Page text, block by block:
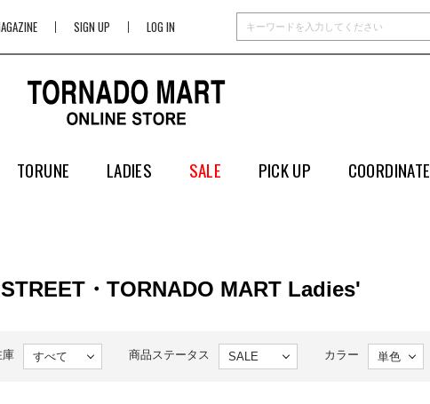
SIGN UP LOG IN
TORUNE LADIES SALE PICK UP COORDINATE
・TORNADO MART Ladies'
庫 商品ステータス カラー